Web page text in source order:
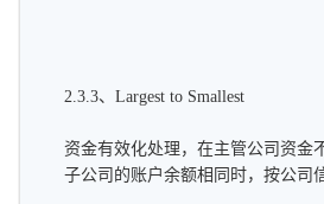
2.3.3、Largest to Smallest
资金有效化处理，在主管公司资金
子公司的账户余额相同时，按公司